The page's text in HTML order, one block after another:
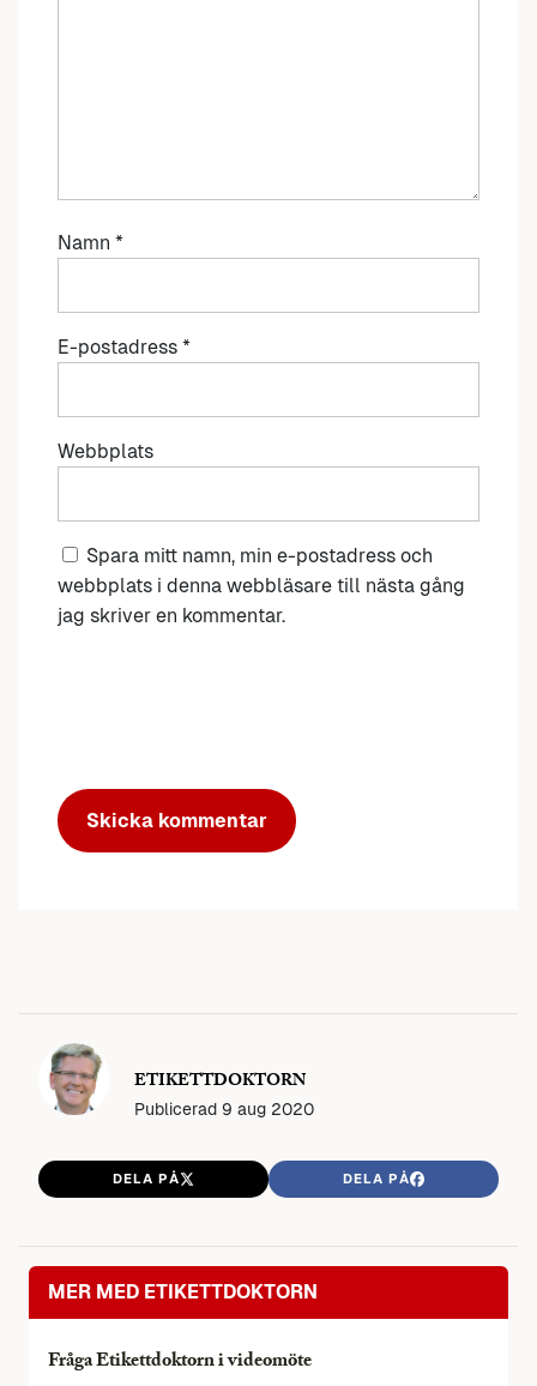
Namn *
E-postadress *
Webbplats
Spara mitt namn, min e-postadress och
webbplats i denna webbläsare till nästa gång
jag skriver en kommentar.
ETIKETTDOKTORN
Publicerad 9 aug 2020
DELA PÅ DELA PÅ
MER MED ETIKETTDOKTORN
Fråga Etikettdoktorn i videomöte